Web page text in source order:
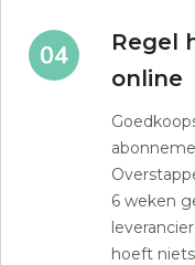
Regel
online
6 weken
hoeft